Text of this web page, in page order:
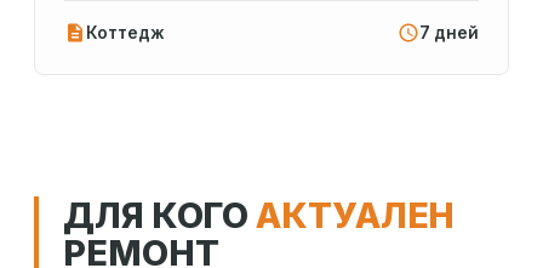
Коттедж 7 дней
ДЛЯ КОГОАКТУАЛЕН
РЕМОНТ